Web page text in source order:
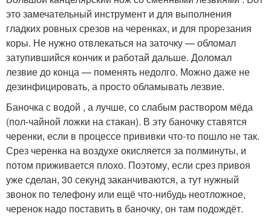
это замечательный инструмент и для выполнения
гладких ровных срезов на черенках, и для прорезания
коры. Не нужно отвлекаться на заточку — обломал
затупившийся кончик и работай дальше. Доломал
лезвие до конца — поменять недолго. Можно даже не
дезинфицировать, а просто обламывать лезвие.
Баночка с водой , а лучше, со слабым раствором мёда
(пол-чайной ложки на стакан). В эту баночку ставятся
черенки, если в процессе прививки что-то пошло не так.
Срез черенка на воздухе окисляется за полминуты, и
потом приживается плохо. Поэтому, если срез привоя
уже сделан, 30 секунд заканчиваются, а тут нужный
звонок по телефону или ещё что-нибудь неотложное,
черенок надо поставить в баночку, он там подождёт.